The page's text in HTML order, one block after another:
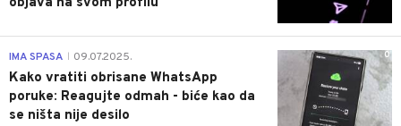
0
IMA SPASA 09.07.2025.
Kako vratiti obrisane WhatsApp
poruke: Reagujte odmah - biće kao da
se ništa nije desilo